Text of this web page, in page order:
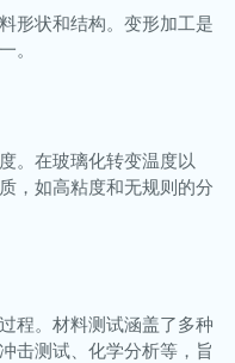
形状和结构。变形加工是
。
。在玻璃化转变温度以
，如高粘度和无规则的分
程。材料测试涵盖了多种
击测试、化学分析等，旨